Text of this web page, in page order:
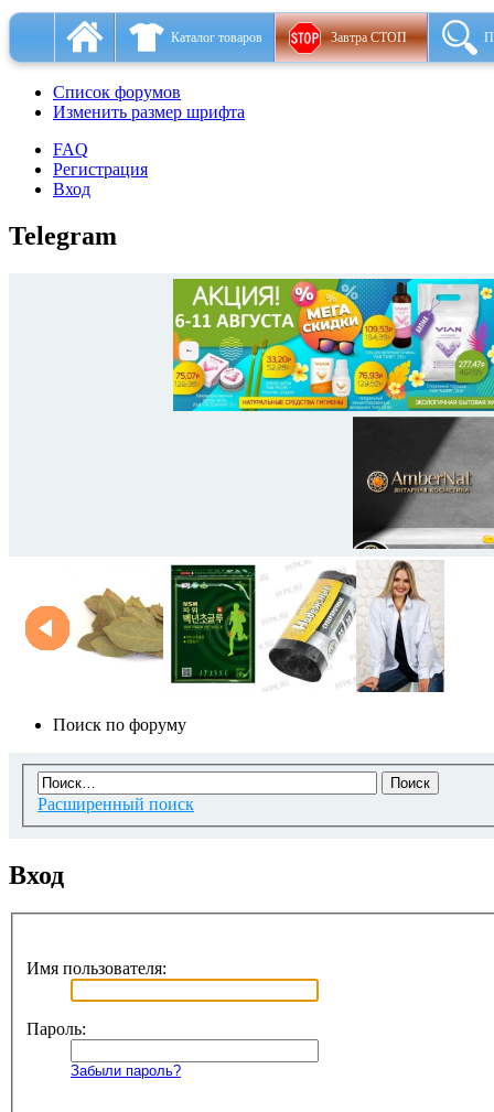
Каталог товаров Завтра СТОП
Список форумов
Изменить размер шрифта
FAQ
Регистрация
Вход
Telegram
Поиск по форуму
Расширенный поиск
Вход
Имя пользователя:
Пароль:
Забыли пароль?